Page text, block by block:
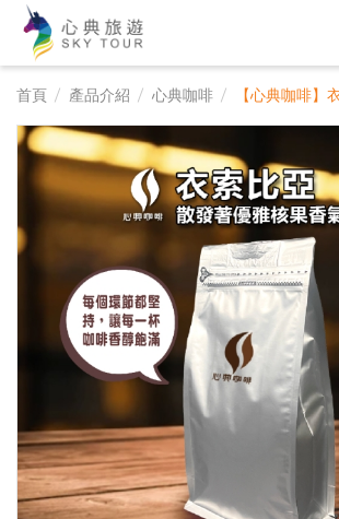
心典旅遊SKY
首頁 產品介紹 心典咖啡 【心典咖啡】